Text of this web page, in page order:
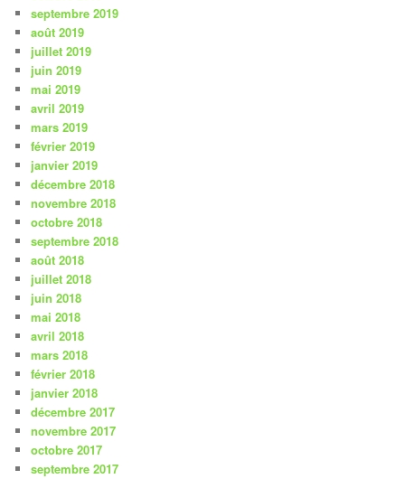
septembre 2019
août 2019
juillet 2019
juin 2019
mai 2019
avril 2019
mars 2019
février 2019
janvier 2019
décembre 2018
novembre 2018
octobre 2018
septembre 2018
août 2018
juillet 2018
juin 2018
mai 2018
avril 2018
mars 2018
février 2018
janvier 2018
décembre 2017
novembre 2017
octobre 2017
septembre 2017